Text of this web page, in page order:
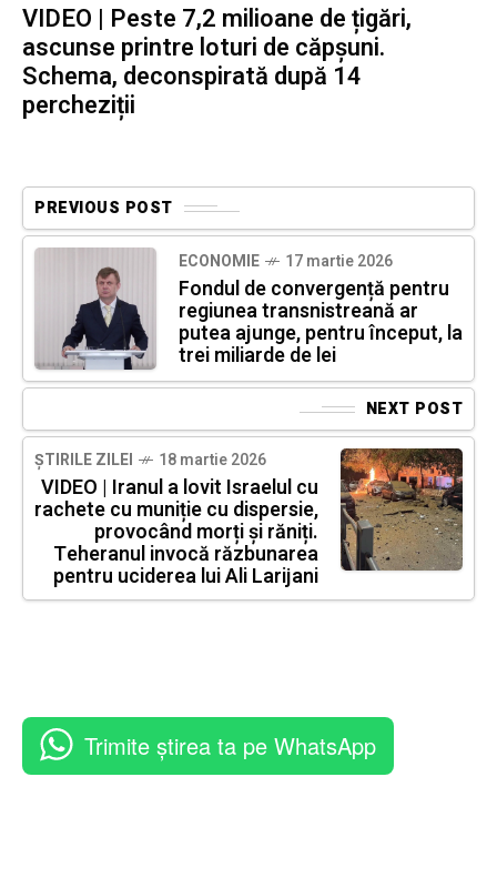
VIDEO | Peste 7,2 milioane de țigări,
ascunse printre loturi de căpșuni.
Schema, deconspirată după 14
percheziții
PREVIOUS POST
ECONOMIE 17 martie 2026
Fondul de convergență pentru
regiunea transnistreană ar
putea ajunge, pentru început, la
trei miliarde de lei
NEXT POST
ȘTIRILE ZILEI 18 martie 2026
VIDEO | Iranul a lovit Israelul cu
rachete cu muniție cu dispersie,
provocând morți și răniți.
Teheranul invocă răzbunarea
pentru uciderea lui Ali Larijani
Trimite știrea ta pe WhatsApp